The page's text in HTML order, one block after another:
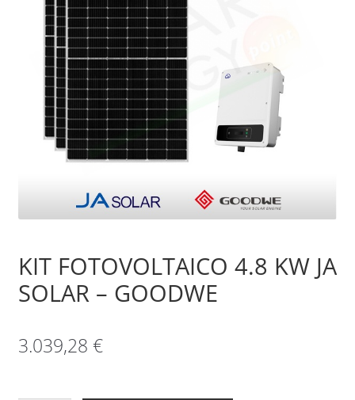
My account
Produttori
Sample Page
KIT FOTOVOLTAICO 4.8 KW JA
SOLAR – GOODWE
3.039,28 €